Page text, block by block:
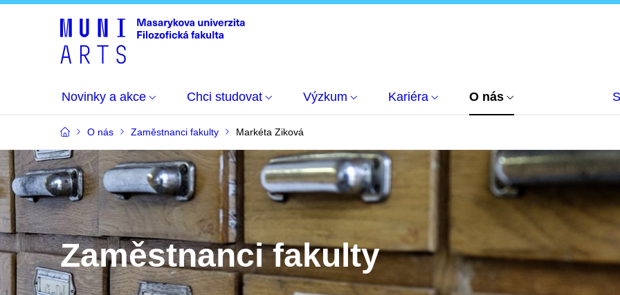
Novinky a akce Chci studovat Výzkum Kariéra O nás
O nás Zaměstnanci fakulty Markéta Ziková
Zaměstnanci fakulty